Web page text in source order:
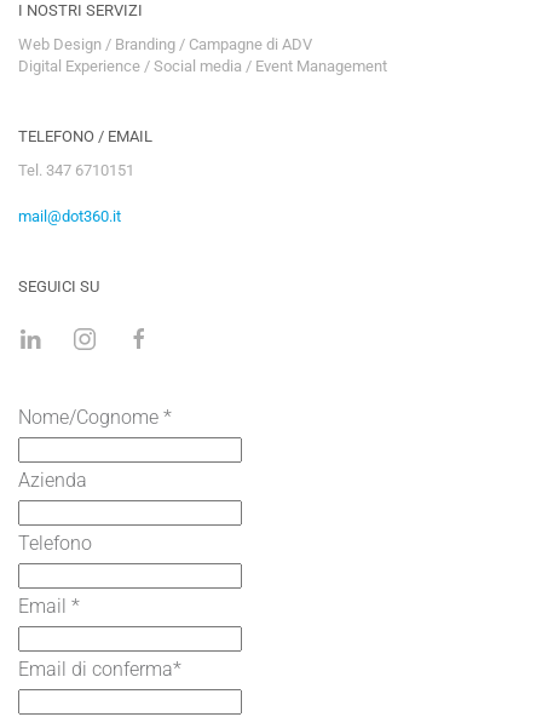
I NOSTRI SERVIZI
Web Design / Branding / Campagne di ADV
Digital Experience / Social media / Event Management
TELEFONO / EMAIL
Tel. 347 6710151
mail@dot360.it
SEGUICI SU
Nome/Cognome *
Azienda
Telefono
Email *
Email di conferma*